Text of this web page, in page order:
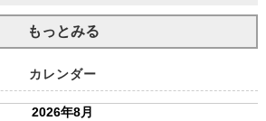
もっとみる
カレンダー
2026年8月